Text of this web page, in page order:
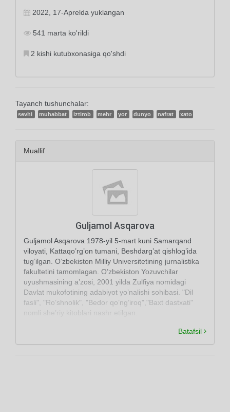
2022, 17-Aprelda yuklangan
541 marta ko'rildi
2 kishi kutubxonasiga qo'shdi
Tayanch tushunchalar:
sevhi muhabbat iztirob mehr yor dunyo nafrat xato
Muallif
Guljamol Asqarova
Guljamol Asqarova 1978-yil 5-mart kuni Samarqand
viloyati, Kattaqo’rg’on tumani, Beshdarg’at qishlog’ida
tug’ilgan. O’zbekiston Milliy Universitetining jurnalistika
fakultetini tamomlagan. O’zbekiston Yozuvchilar
uyushmasining a’zosi, 2001 yilda Zulfiya nomidagi
Davlat mukofotining adabiyot yo’nalishi sohibasi. "Dil
fasli", "Ro’shnolik", "Bedor qo’ng’iroq","Baxt dastxati"
nomli she’riy kitoblari nashr etilgan.
Batafsil